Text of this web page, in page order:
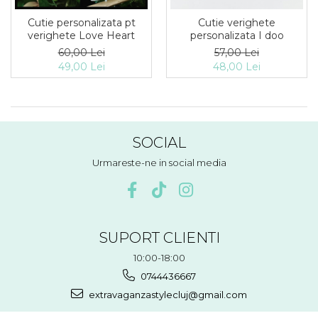
Pungi si cutii prajituri
Sticle si borcane
Cutii flori de hartie
Cutii flori de sapun
Cutii flori mixte
Aranjamente tematice
Toamna și Halloween
HOME & OFFICE Deco
Cutie personalizata pt
verighete Love Heart
60,00 Lei
49,00 Lei
Cutie verighete
personalizata I doo
57,00 Lei
48,00 Lei
SOCIAL
Urmareste-ne in social media
SUPORT CLIENTI
10:00-18:00
0744436667
extravaganzastylecluj@gmail.com